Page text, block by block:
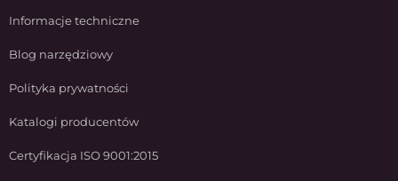
Informacje techniczne
Blog narzędziowy
Polityka prywatności
Katalogi producentów
Certyfikacja ISO 9001:2015